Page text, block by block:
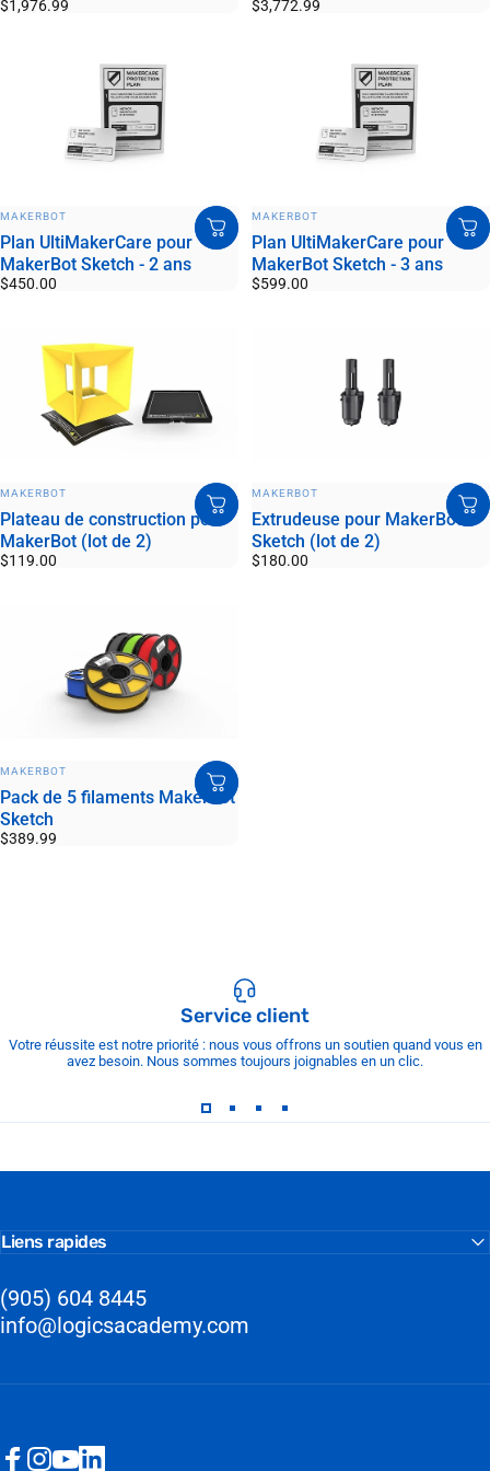
$1,976.99 $3,772.99
MAKERBOT
Plan UltiMakerCare pour
MakerBot Sketch - 2 ans
$450.00
MAKERBOT
Plan UltiMakerCare pour
MakerBot Sketch - 3 ans
$599.00
DISTRIBUTEUR:
MAKERBOT
Plateau de construction pour
MakerBot (lot de 2)
$119.00
DISTRIBUTEUR:
MAKERBOT
Extrudeuse pour MakerBot
Sketch (lot de 2)
$180.00
MAKERBOT
Pack de 5 filaments MakerBot
Sketch
$389.99
Service client
Votre réussite est notre priorité : nous vous offrons un soutien quand vous en
avez besoin. Nous sommes toujours joignables en un clic.
Liens rapides
(905) 604 8445
info@logicsacademy.com